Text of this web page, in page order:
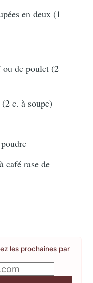
en deux (1
de poulet (2
c. à soupe)
café rase de
les prochaines par